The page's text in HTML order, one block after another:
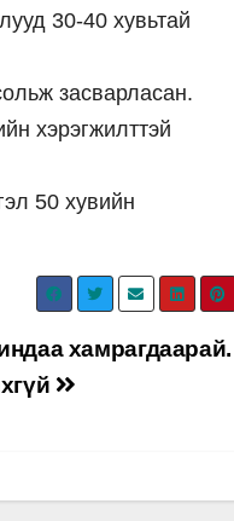
30-40 хувьтай
засварласан.
хэрэгжилттэй
50 хувийн
хамрагдаарай.